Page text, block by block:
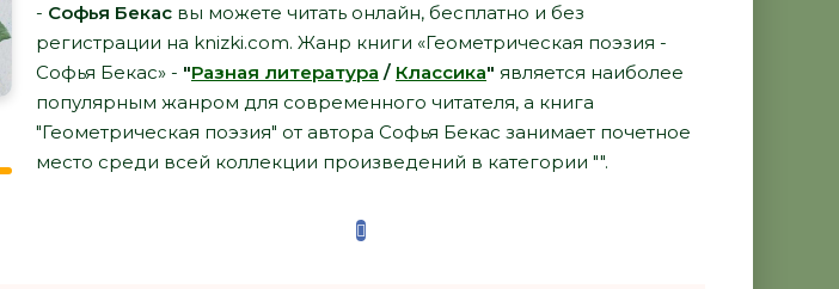
- Софья Бекас вы можете читать онлайн, бесплатно и без
регистрации на knizki.com. Жанр книги «Геометрическая поэзия -
Софья Бекас» - "Разная литература / Классика" является наиболее
популярным жанром для современного читателя, а книга
"Геометрическая поэзия" от автора Софья Бекас занимает почетное
место среди всей коллекции произведений в категории "".